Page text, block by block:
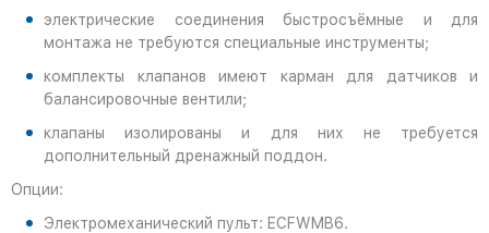
электрические соединения быстросъёмные и для
монтажа не требуются специальные инструменты;
комплекты клапанов имеют карман для датчиков и
балансировочные вентили;
клапаны изолированы и для них не требуется
дополнительный дренажный поддон.
Опции:
Электромеханический пульт: ECFWMB6.